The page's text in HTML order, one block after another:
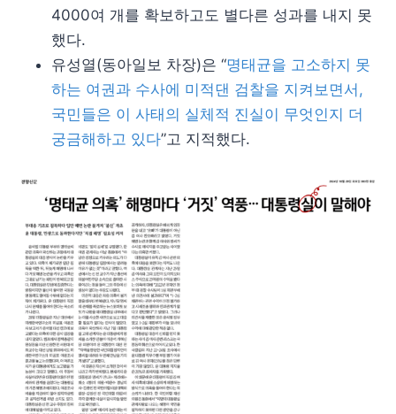
4000여 개를 확보하고도 별다른 성과를 내지 못
했다.
유성열(동아일보 차장)은 “명태균을 고소하지 못
하는 여권과 수사에 미적댄 검찰을 지켜보면서,
국민들은 이 사태의 실체적 진실이 무엇인지 더
궁금해하고 있다”고 지적했다.